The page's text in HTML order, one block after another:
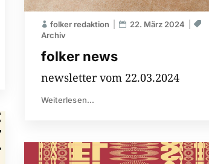
folker news
folker redaktion
22. März 2024
Archiv
newsletter vom 22.03.2024
Weiterlesen...